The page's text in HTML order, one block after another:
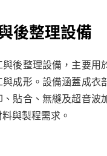
後整理設備
後整理設備，主要用
成形。設備涵蓋成衣
貼合、無縫及超音波
與製程需求。